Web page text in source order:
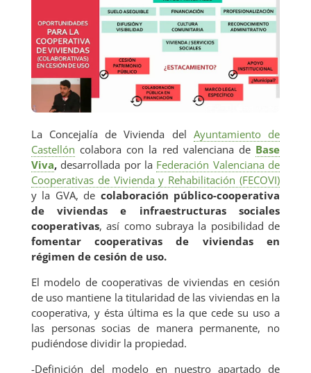
E
La Concejalía de Vivienda del Ayuntamiento de
Castellón colabora con la red valenciana de Base
Viva, desarrollada por la Federación Valenciana de
Cooperativas de Vivienda y Rehabilitación (FECOVI)
y la GVA, de colaboración público-cooperativa
de viviendas e infraestructuras sociales
cooperativas, así como subraya la posibilidad de
fomentar cooperativas de viviendas en
régimen de cesión de uso.
El modelo de cooperativas de viviendas en cesión
de uso mantiene la titularidad de las viviendas en la
cooperativa, y ésta última es la que cede su uso a
las personas socias de manera permanente, no
pudiéndose dividir la propiedad.
-Definición del modelo en nuestro apartado de